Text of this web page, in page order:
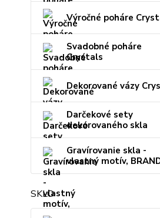
Výročné poháre
Svadobné poháre
Crystals
Dekorované vázy
Darčekové sety
dekorovaného skla
Gravírovanie skla -
vlastný motív,
SKLO